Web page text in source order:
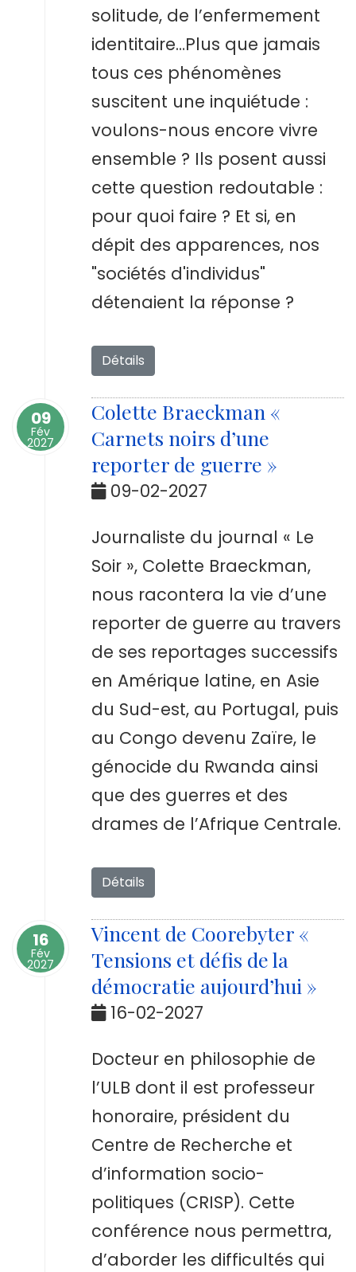
solitude, de l’enfermement
identitaire…Plus que jamais
tous ces phénomènes
suscitent une inquiétude :
voulons-nous encore vivre
ensemble ? Ils posent aussi
cette question redoutable :
pour quoi faire ? Et si, en
dépit des apparences, nos
"sociétés d'individus"
détenaient la réponse ?
Détails
09
Fév
2027
Colette Braeckman «
Carnets noirs d’une
reporter de guerre »
09-02-2027
Journaliste du journal « Le
Soir », Colette Braeckman,
nous racontera la vie d’une
reporter de guerre au travers
de ses reportages successifs
en Amérique latine, en Asie
du Sud-est, au Portugal, puis
au Congo devenu Zaïre, le
génocide du Rwanda ainsi
que des guerres et des
drames de l’Afrique Centrale.
Détails
16
Fév
2027
Vincent de Coorebyter «
Tensions et défis de la
démocratie aujourd’hui »
16-02-2027
Docteur en philosophie de
l’ULB dont il est professeur
honoraire, président du
Centre de Recherche et
d’information socio-
politiques (CRISP). Cette
conférence nous permettra,
d’aborder les difficultés qui